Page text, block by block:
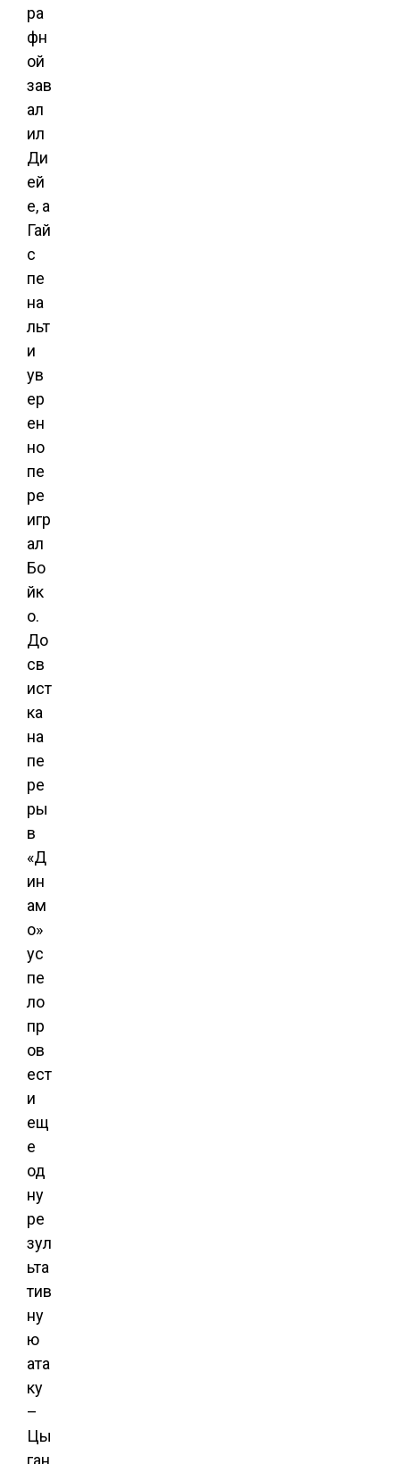
ра
фн
ой
зав
ал
ил
Ди
ей
е, а
Гай
с
пе
на
льт
и
ув
ер
ен
но
пе
ре
игр
ал
Бо
йк
о.
До
св
ист
ка
на
пе
ре
ры
в
«Д
ин
ам
о»
ус
пе
ло
пр
ов
ест
и
ещ
е
од
ну
ре
зул
ьта
тив
ну
ю
ата
ку
–
Цы
ган